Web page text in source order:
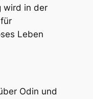
wird in der
Leben
Odin und